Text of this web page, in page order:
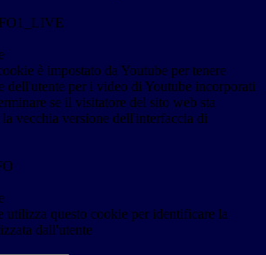
è impostato da Youtube per tenere
dell'utente per i video di Youtube incorporati
se il visitatore del sito web sta
vecchia versione dell'interfaccia di
utilizza questo cookie per identificare la
dall'utente